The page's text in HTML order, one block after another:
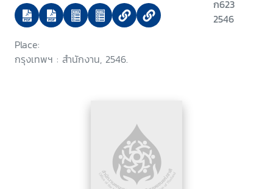
Place:
กรุงเทพฯ : สำนักงาน, 2546.
ก623
2546